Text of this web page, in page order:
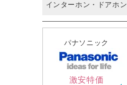
インターホン・ドアホン
パナソニック
激安特価